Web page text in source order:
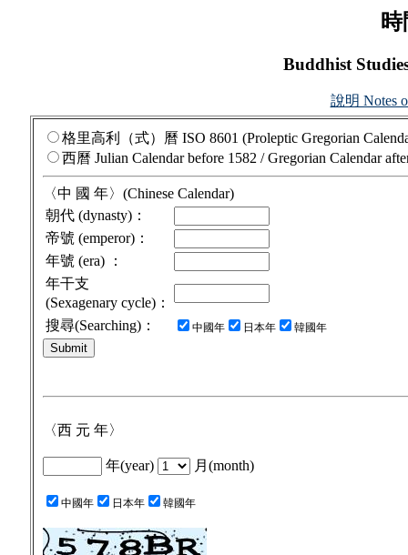
Buddhist
說明 Notes
格里高利（式）曆 ISO 8601 (Proleptic Gregorian
西曆 Julian Calendar before 1582 / Gregorian Calendar
〈中 國 年〉(Chinese Calendar)
朝代 (dynasty)：
帝號 (emperor)：
年號 (era) ：
年干支
(Sexagenary cycle)：
搜尋(Searching)：
中國年 日本年 韓國年
〈西 元 年〉
年(year) 月(month)
中國年 日本年 韓國年